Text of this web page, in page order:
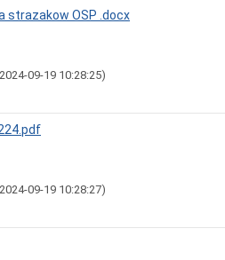
strazakow OSP .docx
09-19 10:28:25)
09-19 10:28:27)